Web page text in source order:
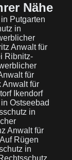
Nähe
Putgarten
in
Anwalt für
Ribnitz-
für
Anwalt für
Ikendorf
Ostseebad
in
Anwalt für
Rügen
in